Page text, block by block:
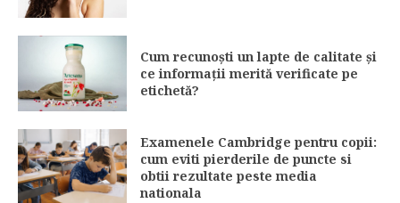
Cum recunoști un lapte de calitate și
ce informații merită verificate pe
etichetă?
Examenele Cambridge pentru copii:
cum eviti pierderile de puncte si
obtii rezultate peste media
nationala